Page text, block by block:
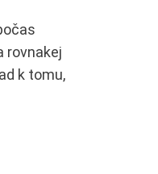
rovnakej
k tomu,